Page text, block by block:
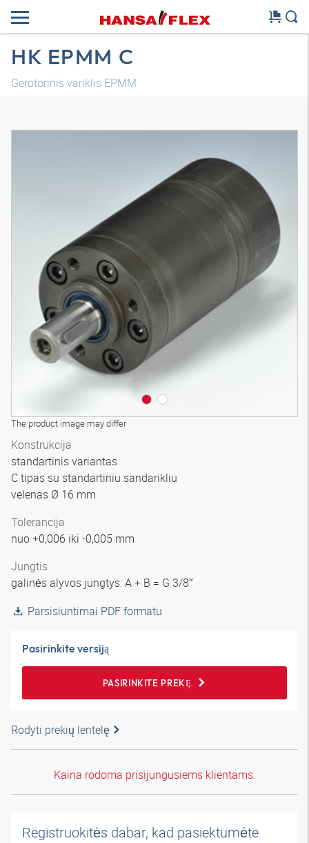
HK EPMM C
Gerotorinis variklis EPMM
The product image may differ
Konstrukcija
standartinis variantas
C tipas su standartiniu sandarikliu
velenas Ø 16 mm
Tolerancija
nuo +0,006 iki -0,005 mm
Jungtis
galinės alyvos jungtys: A + B = G 3/8″
Parsisiuntimai PDF formatu
Pasirinkite versiją
PASIRINKITE PREKĘ
Rodyti prekių lentelę
Kaina rodoma prisijungusiems klientams.
Registruokitės dabar, kad pasiektumėte